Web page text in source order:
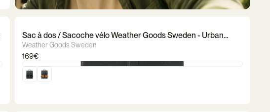
Sac à dos / Sacoche vélo Weather Goods Sweden - Urban
BikePack
Weather Goods Sweden
169€